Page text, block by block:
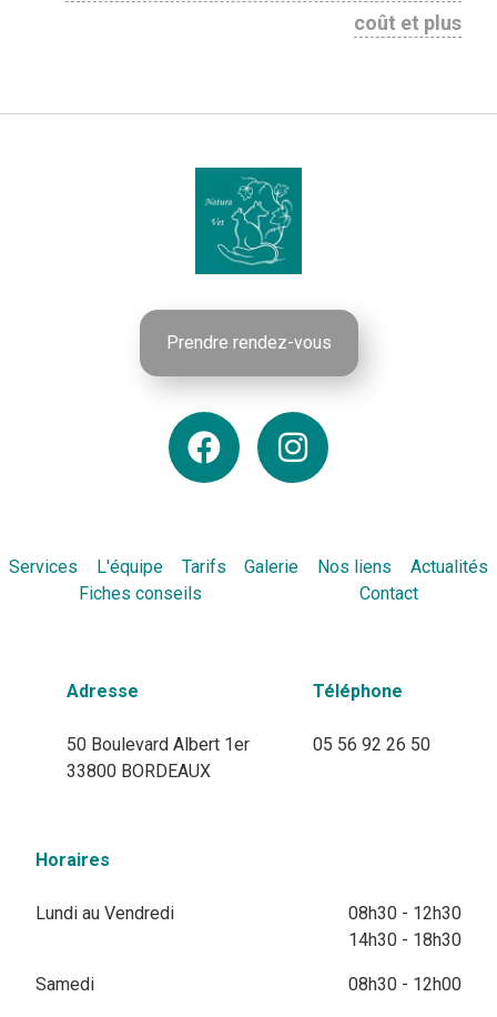
coût et plus
Prendre rendez-vous
Services L'équipe Tarifs Galerie Nos liens
Actualités
Fiches conseils
Contact
Adresse
50 Boulevard Albert 1er
33800 BORDEAUX
Téléphone
05 56 92 26 50
Horaires
Lundi au Vendredi
08h30 - 12h30
14h30 - 18h30
Samedi 08h30 - 12h00